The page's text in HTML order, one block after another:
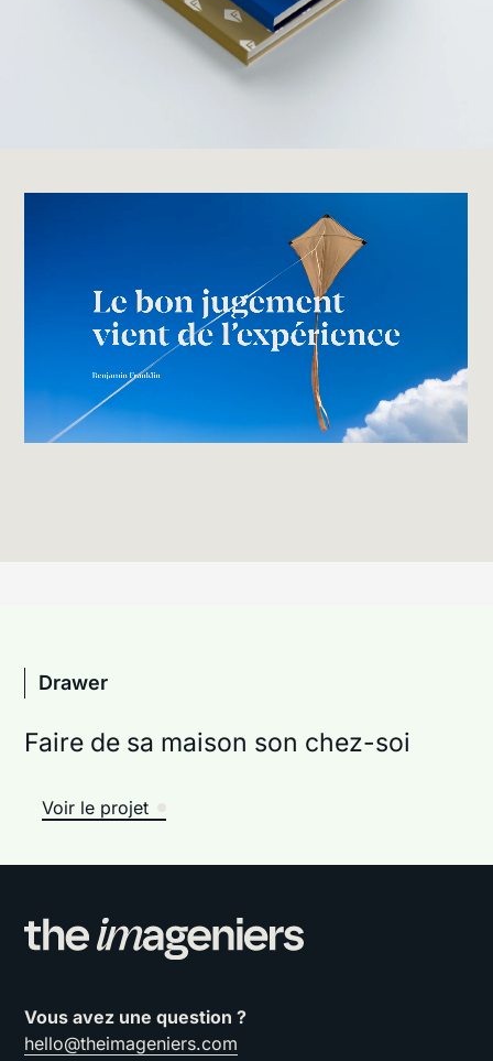
Drawer
Faire de sa maison son chez-soi
Voir le projet
Vous avez une question ?
hello@theimageniers.com